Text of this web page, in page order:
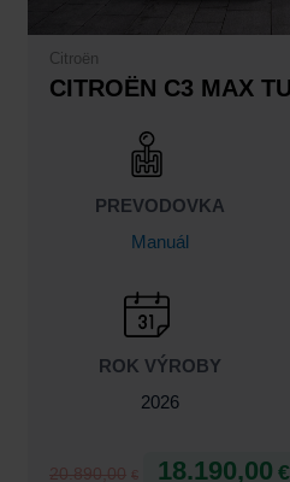
Citroën
CITROËN C3 MAX
PREVODOVKA
Manuál
ROK VÝROBY
2026
20.890,00 € 18.190,00 €